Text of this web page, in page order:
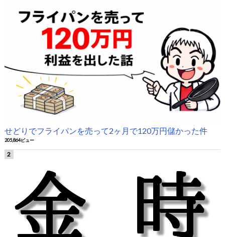
せどりでフライパンを売って2ヶ月で120万円儲かった件
205,864ビュー